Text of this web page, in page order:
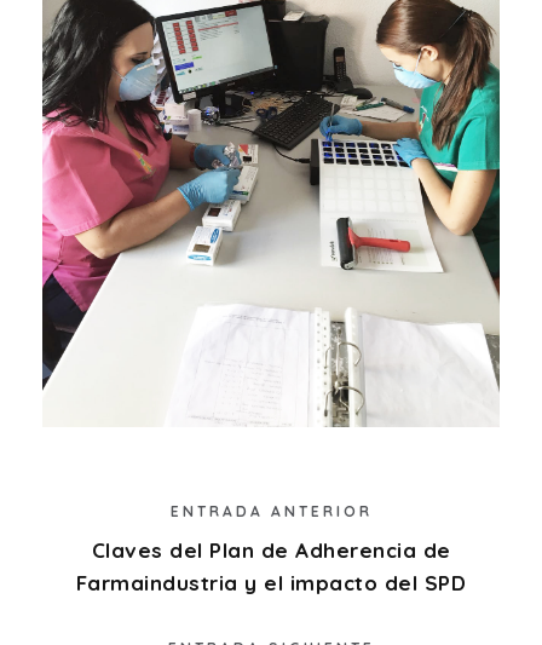
ENTRADA ANTERIOR
Claves del Plan de Adherencia de
Farmaindustria y el impacto del SPD